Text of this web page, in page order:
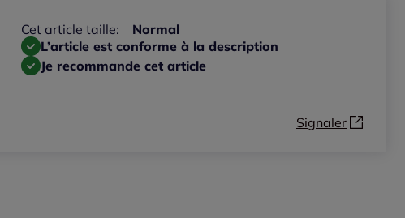
Cet article taille:
Normal
L’article est conforme à la description
Je recommande cet article
Signaler